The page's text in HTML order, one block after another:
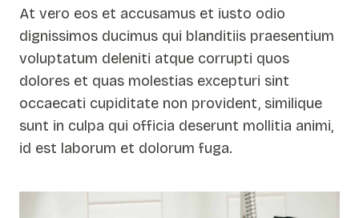
At vero eos et accusamus et iusto odio
dignissimos ducimus qui blanditiis praesentium
voluptatum deleniti atque corrupti quos
dolores et quas molestias excepturi sint
occaecati cupiditate non provident, similique
sunt in culpa qui officia deserunt mollitia animi,
id est laborum et dolorum fuga.